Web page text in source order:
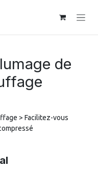
de
> Facilitez-vous